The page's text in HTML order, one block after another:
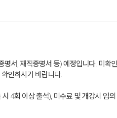
서, 재직증명서 등) 예정입니다. 미확
인하시기 바랍니다.
4회 이상 출석), 미수료 및 개강시